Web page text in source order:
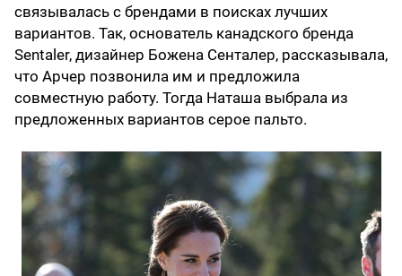
связывалась с брендами в поисках лучших
вариантов. Так, основатель канадского бренда
Sentaler, дизайнер Божена Сенталер, рассказывала,
что Арчер позвонила им и предложила
совместную работу. Тогда Наташа выбрала из
предложенных вариантов серое пальто.